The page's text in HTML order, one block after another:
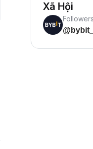
Xã Hội
Followers